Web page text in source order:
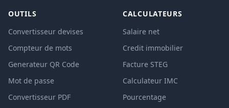
OUTILS
Convertisseur devises
Compteur de mots
Generateur QR Code
Mot de passe
Convertisseur PDF
CALCULATEURS
Salaire net
Credit immobilier
Facture STEG
Calculateur IMC
Pourcentage